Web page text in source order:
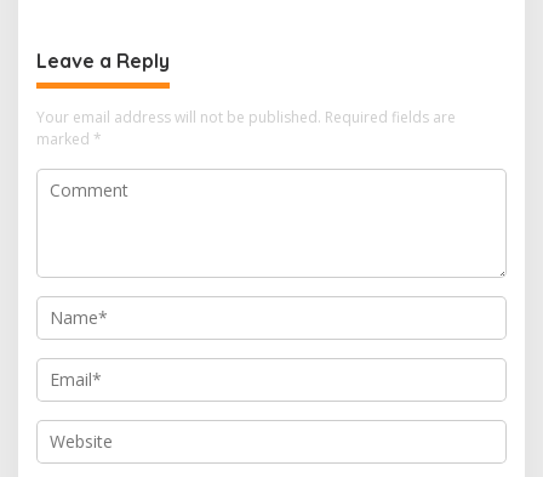
Leave a Reply
Your email address will not be published. Required fields are
marked *